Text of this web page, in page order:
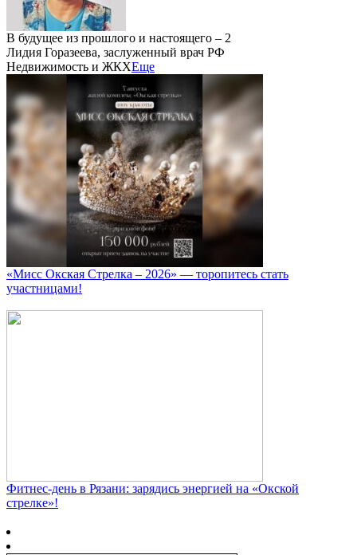
В будущее из прошлого и настоящего – 2
Лидия Горазеева, заслуженный врач РФ
Недвижимость и ЖКХЕще
«Мисс Окская Стрелка – 2026» — торопитесь стать
участницами!
Фитнес‑день в Рязани: зарядись энергией на «Окской
стрелке»!